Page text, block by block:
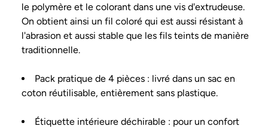
le polymère et le colorant dans une vis d'extrudeuse.
On obtient ainsi un fil coloré qui est aussi résistant à
l'abrasion et aussi stable que les fils teints de manière
traditionnelle.
Pack pratique de 4 pièces : livré dans un sac en
coton réutilisable, entièrement sans plastique.
Étiquette intérieure déchirable : pour un confort